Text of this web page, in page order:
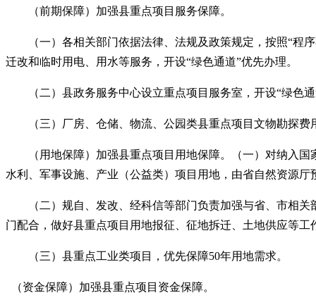
（前期保障）加强县重点项目服务保障。
（一）各相关部门依据法律、法规及政策规定，按照“程
迁改和临时用电、用水等服务，开设“绿色通道”优先办理。
（二）县政务服务中心设立重点项目服务室，开设“绿色
（三）厂房、仓储、物流、公园类县重点项目文物勘探费
（用地保障）加强县重点项目用地保障。（一）对纳入国
水利、军事设施、产业（公益类）项目用地，由省自然资源
（二）规自、发改、经科信等部门负责加强与省、市相关
门配合，做好县重点项目用地报征、征地拆迁、土地供应等工
（三）县重点工业类项目，优先保障50年用地需求。
（资金保障）加强县重点项目资金保障。